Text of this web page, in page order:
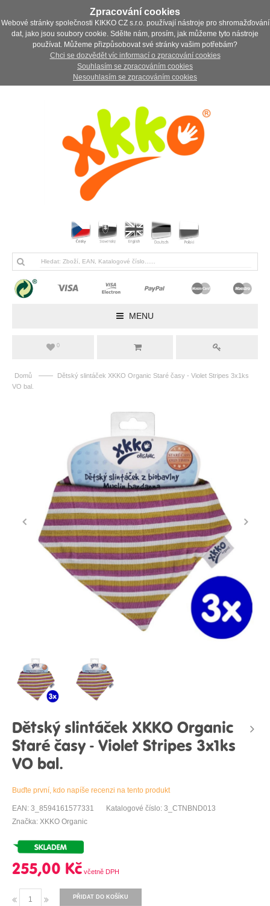
Zpracování cookies
Webové stránky společnosti KIKKO CZ s.r.o. používají nástroje pro shromažďování
dat, jako jsou soubory cookie. Sdělte nám, prosím, jak můžeme tyto nástroje
používat. Můžeme přizpůsobovat své stránky vašim potřebám?
Chci se dozvědět víc informací o zpracování cookies
Souhlasím se zpracováním cookies
Nesouhlasím se zpracováním cookies
MENU
0
Domů ——
Dětský slintáček XKKO Organic Staré časy - Violet Stripes 3x1ks
VO bal.
Dětský slintáček XKKO Organic
Staré časy - Violet Stripes 3x1ks
VO bal.
Buďte první, kdo napíše recenzi na tento produkt
EAN: 3_8594161577331
Katalogové číslo: 3_CTNBND013
Značka: XKKO Organic
255,00 Kč
PŘIDAT DO KOŠÍKU